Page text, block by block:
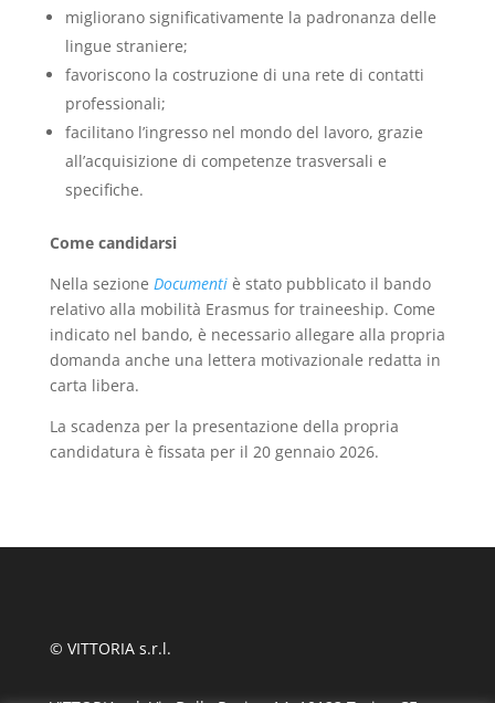
migliorano significativamente la padronanza delle
lingue straniere;
favoriscono la costruzione di una rete di contatti
professionali;
facilitano l’ingresso nel mondo del lavoro, grazie
all’acquisizione di competenze trasversali e
specifiche.
Come candidarsi
Nella sezione Documentiè stato pubblicato il bando
relativo alla mobilità Erasmus for traineeship. Come
indicato nel bando, è necessario allegare alla propria
domanda anche una lettera motivazionale redatta in
carta libera.
La scadenza per la presentazione della propria
candidatura è fissata per il 20 gennaio 2026.
© VITTORIA s.r.l.